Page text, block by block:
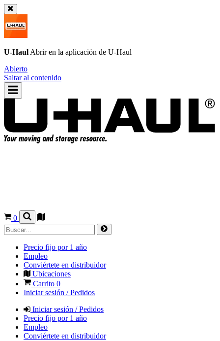
U-Haul Abrir en la aplicación de U-Haul
Abierto
Saltar al contenido
0
Precio fijo por 1 año
Empleo
Conviértete en distribuidor
Ubicaciones
Carrito 0
Iniciar sesión / Pedidos
Iniciar sesión / Pedidos
Precio fijo por 1 año
Empleo
Conviértete en distribuidor